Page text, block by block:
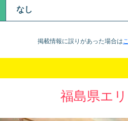
なし
掲載情報に誤りがあった場合は
福島県エ